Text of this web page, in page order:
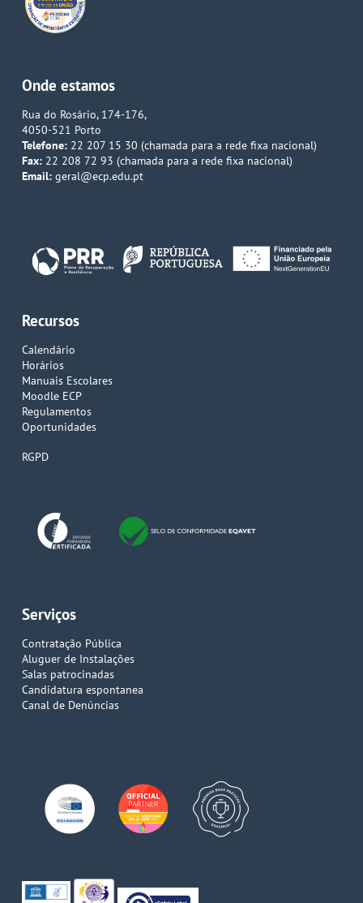
Onde estamos
Rua do Rosário, 174-176,
4050-521 Porto
Telefone:22 207 15 30 (chamada para a rede fixa nacional)
Fax:22 208 72 93 (chamada para a rede fixa nacional)
Email: geral@ecp.edu.pt
Recursos
Calendário
Horários
Manuais Escolares
Moodle ECP
Regulamentos
Oportunidades
RGPD
Serviços
Contratação Pública
Aluguer de Instalações
Salas patrocinadas
Candidatura espontanea
Canal de Denúncias